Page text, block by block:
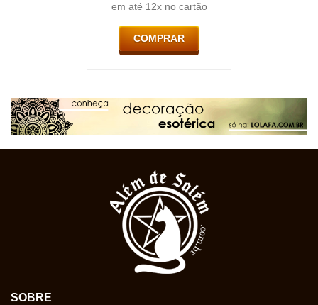
em até 12x no cartão
COMPRAR
SOBRE